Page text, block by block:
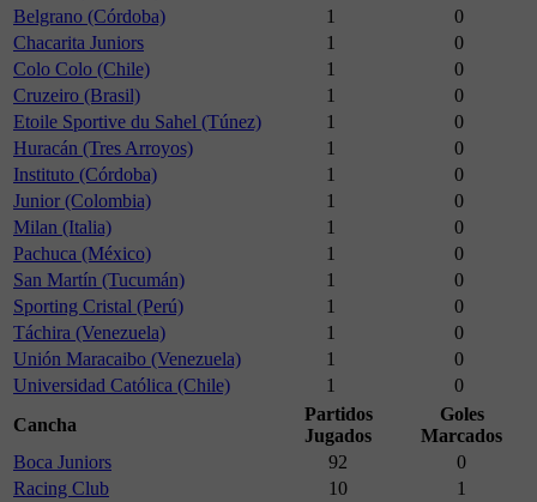
Belgrano (Córdoba)
1
0
Chacarita Juniors
1
0
Colo Colo (Chile)
1
0
Cruzeiro (Brasil)
1
0
Etoile Sportive du Sahel (Túnez)
1
0
Huracán (Tres Arroyos)
1
0
Instituto (Córdoba)
1
0
Junior (Colombia)
1
0
Milan (Italia)
1
0
Pachuca (México)
1
0
San Martín (Tucumán)
1
0
Sporting Cristal (Perú)
1
0
Táchira (Venezuela)
1
0
Unión Maracaibo (Venezuela)
1
0
Universidad Católica (Chile)
1
0
Cancha
Partidos
Jugados
Goles
Marcados
Boca Juniors
92
0
Racing Club
10
1